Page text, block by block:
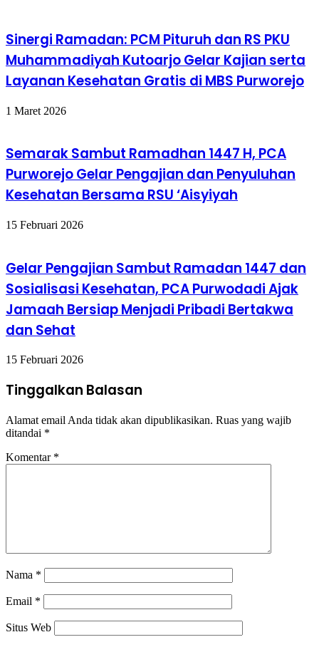
Sinergi Ramadan: PCM Pituruh dan RS PKU
Muhammadiyah Kutoarjo Gelar Kajian serta
Layanan Kesehatan Gratis di MBS Purworejo
1 Maret 2026
Semarak Sambut Ramadhan 1447 H, PCA
Purworejo Gelar Pengajian dan Penyuluhan
Kesehatan Bersama RSU ‘Aisyiyah
15 Februari 2026
Gelar Pengajian Sambut Ramadan 1447 dan
Sosialisasi Kesehatan, PCA Purwodadi Ajak
Jamaah Bersiap Menjadi Pribadi Bertakwa
dan Sehat
15 Februari 2026
Tinggalkan Balasan
Alamat email Anda tidak akan dipublikasikan. Ruas yang wajib
ditandai *
Komentar *
Nama *
Email *
Situs Web